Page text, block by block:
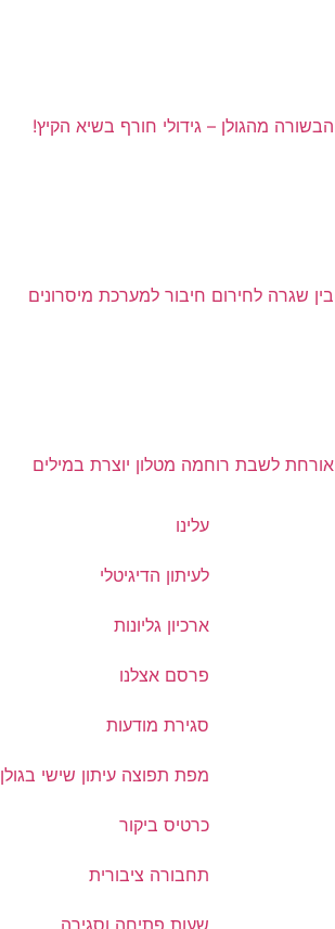
הבשורה מהגולן – גידולי חורף בשיא הקיץ!
בין שגרה לחירום חיבור למערכת מיסרונים
אורחת לשבת רוחמה מטלון יוצרת במילים
עלינו
לעיתון הדיגיטלי
ארכיון גליונות
פרסם אצלנו
סגירת מודעות
מפת תפוצה עיתון שישי בגולן
כרטיס ביקור
תחבורה ציבורית
שעות פתיחה וסגירה